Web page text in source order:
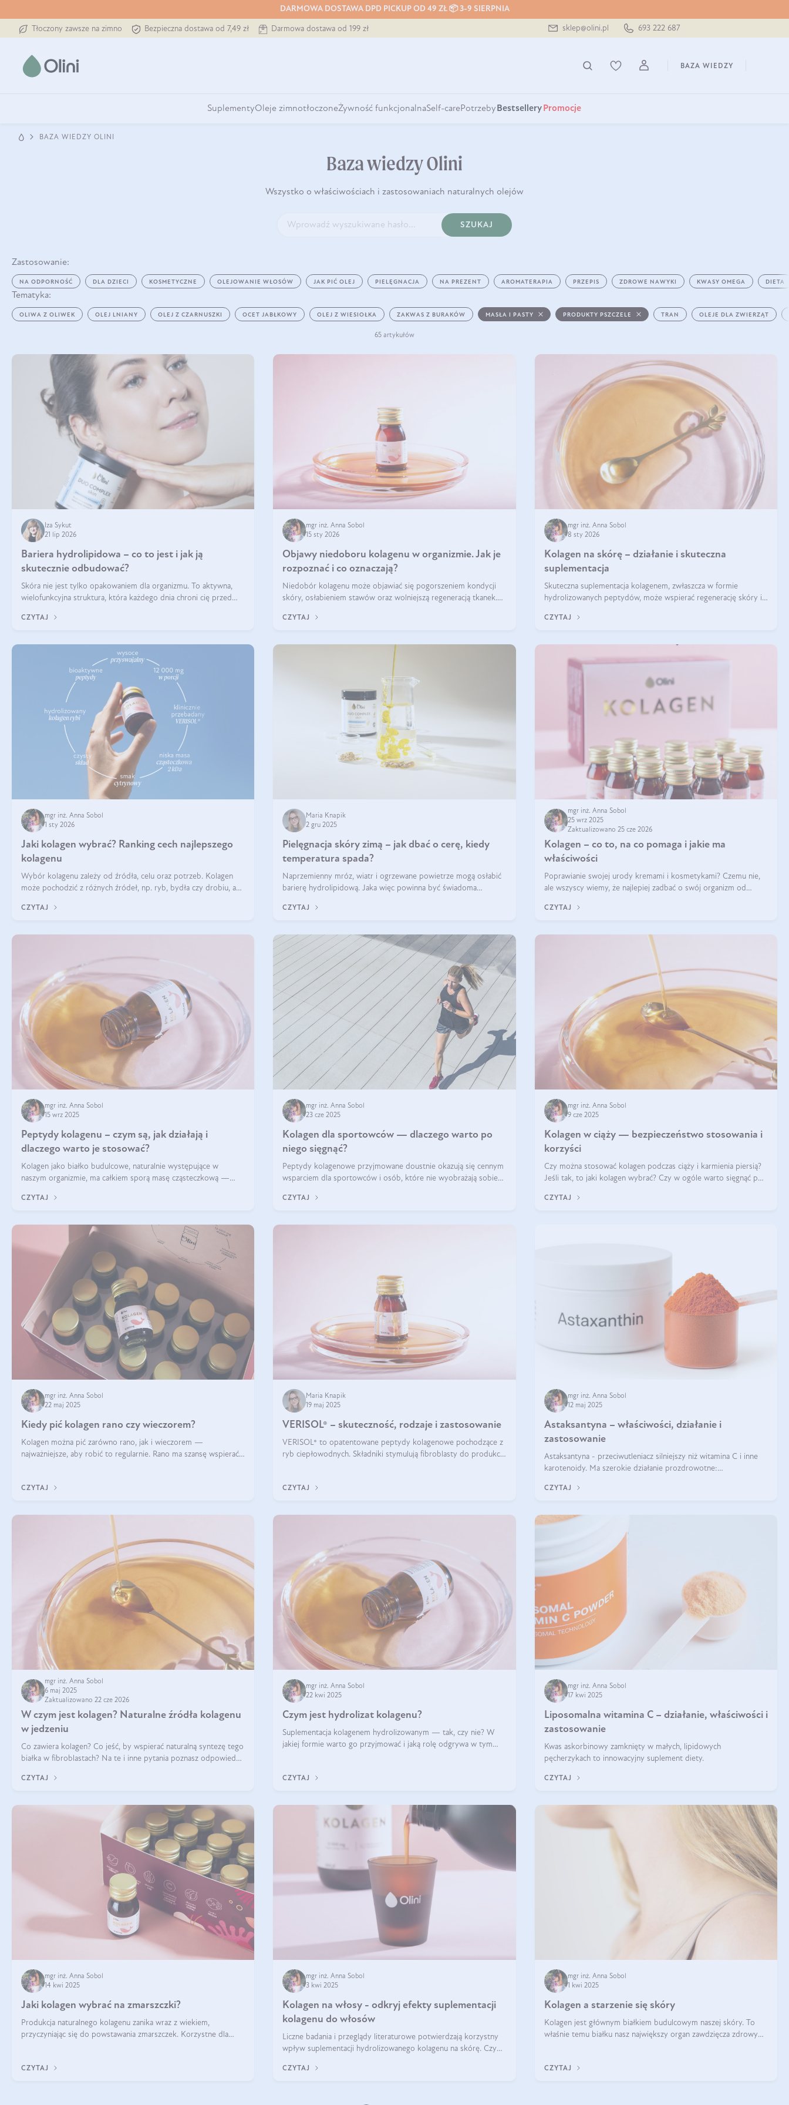
DARMOWA DOSTAWA DPD PICKUP OD 49 ZŁ 📦 3-9 SIERPNIA
Tłoczony zawsze na zimno Bezpieczna dostawa od 7,49 zł Darmowa dostawa od 199 zł sklep@olini.pl 693 222 687
BAZA WIEDZY
SuplementyOleje zimnotłoczoneŻywność funkcjonalnaSelf-carePotrzeby Bestsellery Promocje
BAZA WIEDZY OLINI
Baza wiedzy Olini
Wszystko o właściwościach i zastosowaniach naturalnych olejów
SZUKAJ
Zastosowanie:
NA ODPORNOŚĆ DLA DZIECI KOSMETYCZNE OLEJOWANIE WŁOSÓW JAK PIĆ OLEJ PIELĘGNACJA NA PREZENT AROMATERAPIA PRZEPIS ZDROWE NAWYKI KWASY OMEGA DIETA
Tematyka:
OLIWA Z OLIWEK OLEJ LNIANY OLEJ Z CZARNUSZKI OCET JABŁKOWY OLEJ Z WIESIOŁKA ZAKWAS Z BURAKÓW MASŁA I PASTY PRODUKTY PSZCZELE TRAN OLEJE DLA ZWIERZĄT
65 artykułów
Iza Sykut
21 lip 2026
Bariera hydrolipidowa – co to jest i jak ją
skutecznie odbudować?
Skóra nie jest tylko opakowaniem dla organizmu. To aktywna,
wielofunkcyjna struktura, która każdego dnia chroni cię przed
środowiskowymi. Jednym z jej kluczowych elementów jest
CZYTAJ
mgr inż. Anna Sobol
15 sty 2026
Objawy niedoboru kolagenu w organizmie. Jak je
rozpoznać i co oznaczają?
Niedobór kolagenu może objawiać się pogorszeniem kondycji
skóry, osłabieniem stawów oraz wolniejszą regeneracją tkanek.
skóry, bóle stawów, łamliwość paznokci oraz osłabienie włosów.
CZYTAJ
mgr inż. Anna Sobol
8 sty 2026
Kolagen na skórę – działanie i skuteczna
suplementacja
Skuteczna suplementacja kolagenem, zwłaszcza w formie
hydrolizowanych peptydów, może wspierać regenerację skóry i
regularnością stosowania.
CZYTAJ
mgr inż. Anna Sobol
1 sty 2026
Jaki kolagen wybrać? Ranking cech najlepszego
kolagenu
Wybór kolagenu zależy od źródła, celu oraz potrzeb. Kolagen
może pochodzić z różnych źródeł, np. ryb, bydła czy drobiu, a
sprawdza się kolagen rybi, a dla wspierania stawów — kolagen
CZYTAJ
Maria Knapik
2 gru 2025
Pielęgnacja skóry zimą – jak dbać o cerę, kiedy
temperatura spada?
Naprzemienny mróz, wiatr i ogrzewane powietrze mogą osłabić
barierę hydrolipidową. Jaka więc powinna być świadoma
CZYTAJ
mgr inż. Anna Sobol
25 wrz 2025
Zaktualizowano 25 cze 2026
Kolagen – co to, na co pomaga i jakie ma
właściwości
Poprawianie swojej urody kremami i kosmetykami? Czemu nie,
ale wszyscy wiemy, że najlepiej zadbać o swój organizm od
zewnętrzny prezentował się zdrowo i atrakcyjnie. Stosowanie
CZYTAJ
mgr inż. Anna Sobol
15 wrz 2025
Peptydy kolagenu – czym są, jak działają i
dlaczego warto je stosować?
Kolagen jako białko budulcowe, naturalnie występujące w
naszym organizmie, ma całkiem sporą masę cząsteczkową —
formie, byłby trudno strawialny. Aby był lepiej przyswajalny i
CZYTAJ
mgr inż. Anna Sobol
23 cze 2025
Kolagen dla sportowców — dlaczego warto po
niego sięgnąć?
Peptydy kolagenowe przyjmowane doustnie okazują się cennym
wsparciem dla sportowców i osób, które nie wyobrażają sobie
CZYTAJ
mgr inż. Anna Sobol
9 cze 2025
Kolagen w ciąży — bezpieczeństwo stosowania i
korzyści
Czy można stosować kolagen podczas ciąży i karmienia piersią?
Jeśli tak, to jaki kolagen wybrać? Czy w ogóle warto sięgnąć po
CZYTAJ
mgr inż. Anna Sobol
22 maj 2025
Kiedy pić kolagen rano czy wieczorem?
Kolagen można pić zarówno rano, jak i wieczorem —
najważniejsze, aby robić to regularnie. Rano ma szansę wspierać
CZYTAJ
Maria Knapik
19 maj 2025
VERISOL® – skuteczność, rodzaje i zastosowanie
VERISOL® to opatentowane peptydy kolagenowe pochodzące z
ryb ciepłowodnych. Składniki stymulują fibroblasty do produkcji
komórek skóry.
CZYTAJ
mgr inż. Anna Sobol
12 maj 2025
Astaksantyna – właściwości, działanie i
zastosowanie
Astaksantyna - przeciwutleniacz silniejszy niż witamina C i inne
karotenoidy. Ma szerokie działanie prozdrowotne:
CZYTAJ
mgr inż. Anna Sobol
6 maj 2025
Zaktualizowano 22 cze 2026
W czym jest kolagen? Naturalne źródła kolagenu
w jedzeniu
Co zawiera kolagen? Co jeść, by wspierać naturalną syntezę tego
białka w fibroblastach? Na te i inne pytania poznasz odpowiedź
CZYTAJ
mgr inż. Anna Sobol
22 kwi 2025
Czym jest hydrolizat kolagenu?
Suplementacja kolagenem hydrolizowanym — tak, czy nie? W
jakiej formie warto go przyjmować i jaką rolę odgrywa w tym
CZYTAJ
mgr inż. Anna Sobol
17 kwi 2025
Liposomalna witamina C – działanie, właściwości i
zastosowanie
Kwas askorbinowy zamknięty w małych, lipidowych
pęcherzykach to innowacyjny suplement diety.
CZYTAJ
mgr inż. Anna Sobol
14 kwi 2025
Jaki kolagen wybrać na zmarszczki?
Produkcja naturalnego kolagenu zanika wraz z wiekiem,
przyczyniając się do powstawania zmarszczek. Korzystne dla
CZYTAJ
mgr inż. Anna Sobol
3 kwi 2025
Kolagen na włosy - odkryj efekty suplementacji
kolagenu do włosów
Liczne badania i przeglądy literaturowe potwierdzają korzystny
wpływ suplementacji hydrolizowanego kolagenu na skórę. Czy
CZYTAJ
mgr inż. Anna Sobol
1 kwi 2025
Kolagen a starzenie się skóry
Kolagen jest głównym białkiem budulcowym naszej skóry. To
właśnie temu białku nasz największy organ zawdzięcza zdrowy
CZYTAJ